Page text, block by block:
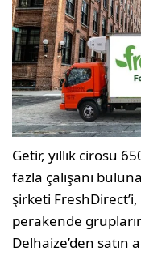
Getir, yıllık cirosu
fazla çalışanı
şirketi
perakende
Delhaize’den satın